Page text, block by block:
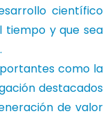
científico
tiempo y que sea
como la
destacados
de valor